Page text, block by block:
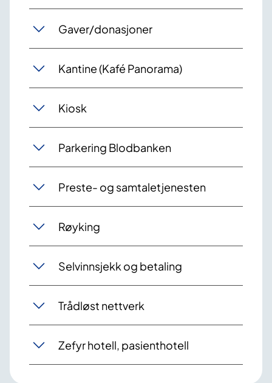
Gaver/donasjoner
Kantine (Kafé Panorama)
Kiosk
Parkering Blodbanken
Preste- og samtaletjenesten
Røyking
Selvinnsjekk og betaling
Trådløst nettverk
Zefyr hotell, pasienthotell